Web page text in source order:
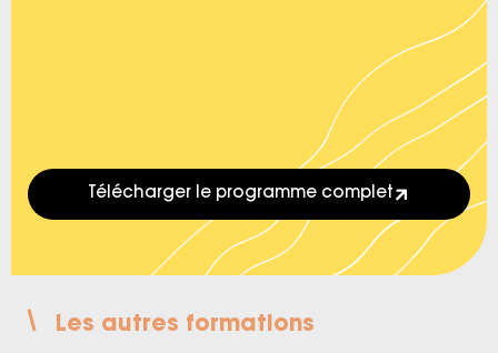
Télécharger le programme complet
Les autres formations